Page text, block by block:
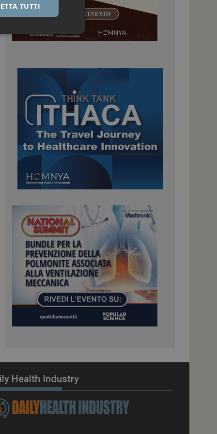
Health Industry
TUTTI
sulle pagine
Universal
da Google.
utenti
in modo casuale
in ogni richiesta
di analisi dei
piattaforma di
carico, questo
sessione di
gestite dallo
sul linguaggio
utilizzato per
Normalmente è
il modo in cui
il sito, ma un
di accesso per un
visitatore.
che le richieste
Analytics per
per abilitare